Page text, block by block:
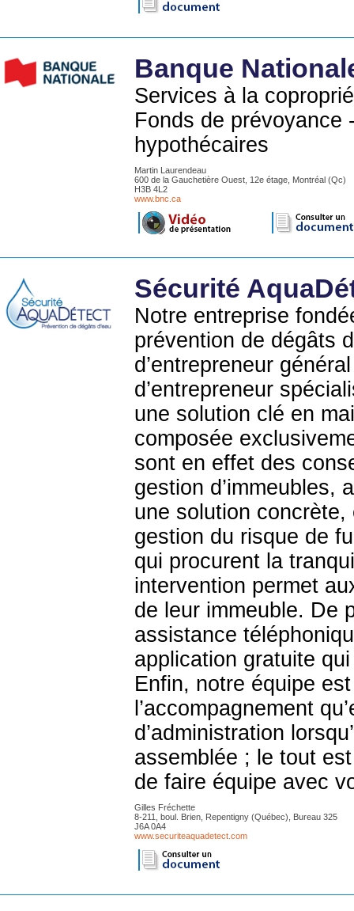
Banque
Services à la
Fonds de prévoyance
hypothécaires
Martin Laurendeau
600 de la Gauchetière Ouest, 12e étage, Montréal (Qc)
H3B 4L2
www.bnc.ca
Sécurité
Notre entreprise
prévention de dégâts
d’entrepreneur
d’entrepreneur
une solution clé en
composée
sont en effet des
gestion d’immeubles,
une solution
gestion du risque de
qui procurent la
intervention permet
de leur immeuble. De
assistance
application gratuite
Enfin, notre équipe
l’accompagnement
d’administration
assemblée ; le tout
de faire équipe avec
Gilles Fréchette
8-211, boul. Brien, Repentigny (Québec), Bureau 325
J6A 0A4
www.securiteaquadetect.com